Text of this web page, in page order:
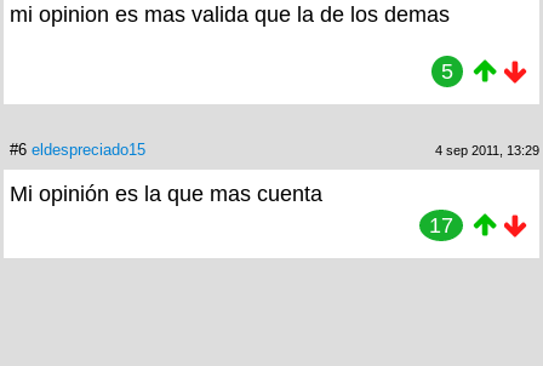
mi opinion es mas valida que la de los demas
5
#6 eldespreciado15 4 sep 2011, 13:29
Mi opinión es la que mas cuenta
17